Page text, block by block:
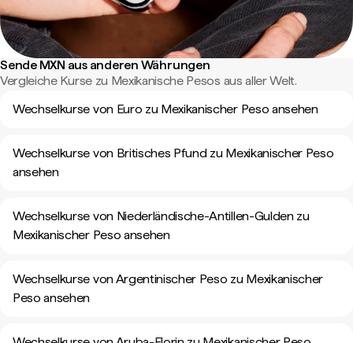
Sende MXN aus anderen Währungen
Vergleiche Kurse zu Mexikanische Pesos aus aller Welt.
Wechselkurse von Euro zu Mexikanischer Peso ansehen
Wechselkurse von Britisches Pfund zu Mexikanischer Peso
ansehen
Wechselkurse von Niederländische-Antillen-Gulden zu
Mexikanischer Peso ansehen
Wechselkurse von Argentinischer Peso zu Mexikanischer
Peso ansehen